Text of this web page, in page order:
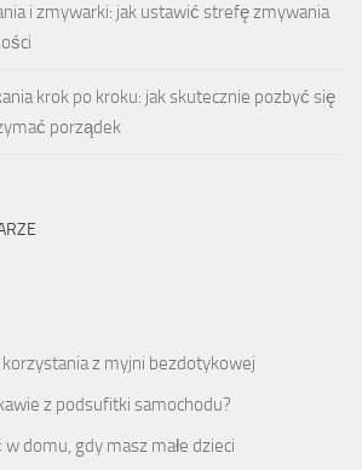
i zmywarki: jak ustawić strefę zmywania
krok po kroku: jak skutecznie pozbyć się
porządek
z myjni bezdotykowej
z podsufitki samochodu?
domu, gdy masz małe dzieci